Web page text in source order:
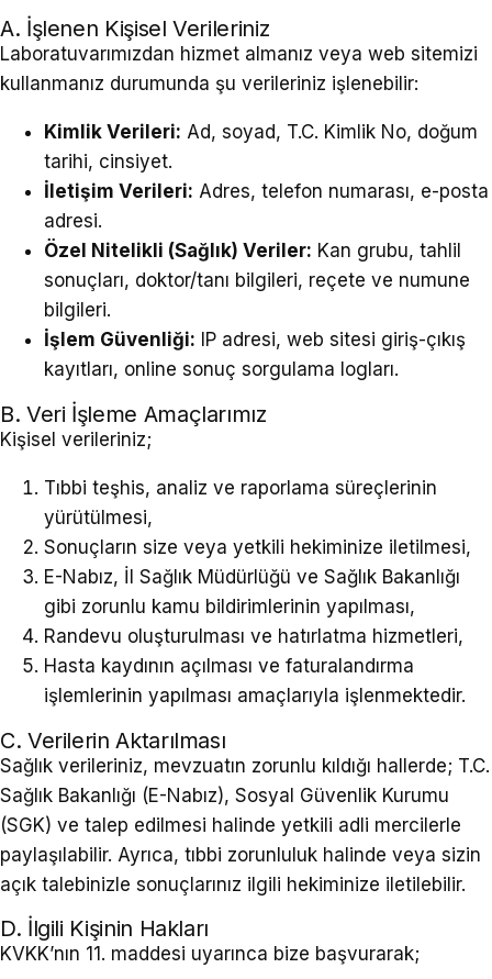
A. İşlenen Kişisel Verileriniz
Laboratuvarımızdan hizmet almanız veya web sitemizi
kullanmanız durumunda şu verileriniz işlenebilir:
Kimlik Verileri: Ad, soyad, T.C. Kimlik No, doğum
tarihi, cinsiyet.
İletişim Verileri: Adres, telefon numarası, e-posta
adresi.
Özel Nitelikli (Sağlık) Veriler: Kan grubu, tahlil
sonuçları, doktor/tanı bilgileri, reçete ve numune
bilgileri.
İşlem Güvenliği: IP adresi, web sitesi giriş-çıkış
kayıtları, online sonuç sorgulama logları.
B. Veri İşleme Amaçlarımız
Kişisel verileriniz;
Tıbbi teşhis, analiz ve raporlama süreçlerinin
yürütülmesi,
Sonuçların size veya yetkili hekiminize iletilmesi,
E-Nabız, İl Sağlık Müdürlüğü ve Sağlık Bakanlığı
gibi zorunlu kamu bildirimlerinin yapılması,
Randevu oluşturulması ve hatırlatma hizmetleri,
Hasta kaydının açılması ve faturalandırma
işlemlerinin yapılması amaçlarıyla işlenmektedir.
C. Verilerin Aktarılması
Sağlık verileriniz, mevzuatın zorunlu kıldığı hallerde; T.C.
Sağlık Bakanlığı (E-Nabız), Sosyal Güvenlik Kurumu
(SGK) ve talep edilmesi halinde yetkili adli mercilerle
paylaşılabilir. Ayrıca, tıbbi zorunluluk halinde veya sizin
açık talebinizle sonuçlarınız ilgili hekiminize iletilebilir.
D. İlgili Kişinin Hakları
KVKK’nın 11. maddesi uyarınca bize başvurarak;